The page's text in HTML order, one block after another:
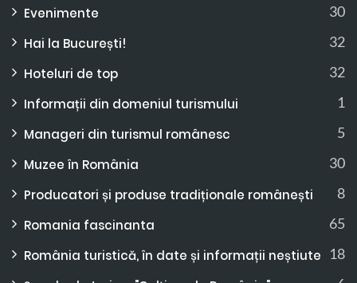
Evenimente 30
Hai la București! 32
Hoteluri de top 32
Informații din domeniul turismului 1
Manageri din turismul românesc 5
Muzee în România 30
Producatori și produse tradiționale românești 8
Romania fascinanta 65
România turistică, în date și informații neștiute 18